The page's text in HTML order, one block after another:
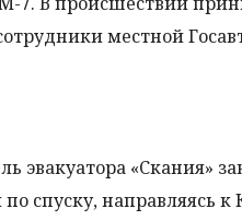
местной
эвакуатора «Скания»
спуску, направляясь к